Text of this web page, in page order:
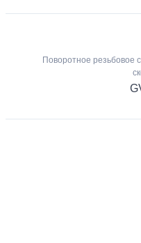
Поворотное резьбовое